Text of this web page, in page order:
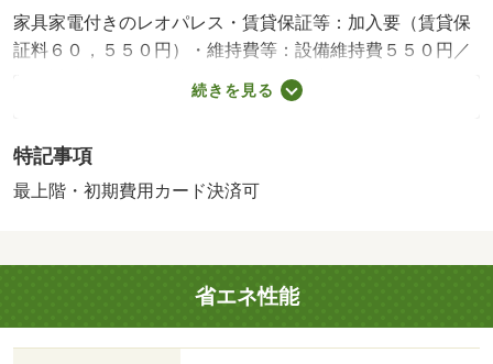
家具家電付きのレオパレス・賃貸保証等：加入要（賃貸保
証料６０，５５０円）・維持費等：設備維持費５５０円／
月・近鉄橿原線の畝傍御陵前駅まで徒歩８分の物件です。
共用部には宅配ボックスが備え付けられており、来客時に
辺にはローソン 橿原御坊町店があり便利です。・バイク
置場：なし・駐輪場：有/鍵交換費用 16500円/ﾊｳｽｸﾘｰﾆﾝ
続きを見る
特記事項
最上階・初期費用カード決済可
省エネ性能